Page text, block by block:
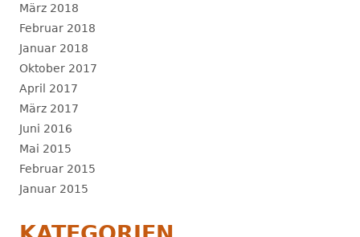
März 2018
Februar 2018
Januar 2018
Oktober 2017
April 2017
März 2017
Juni 2016
Mai 2015
Februar 2015
Januar 2015